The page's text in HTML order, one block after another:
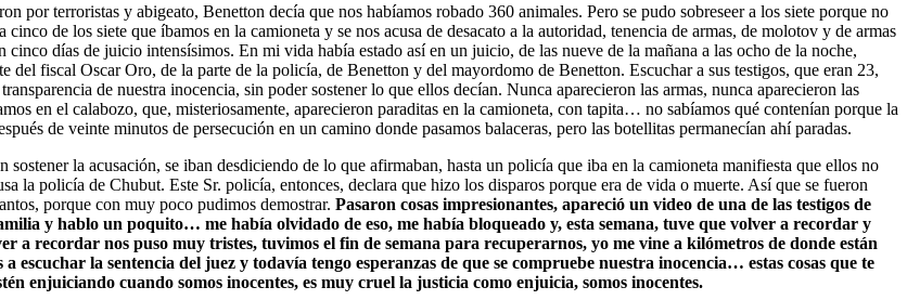
terroristas y abigeato, Benetton decía que nos habíamos robado 360 animales. Pero se pudo sobreseer a los siete porque no
de los siete que íbamos en la camioneta y se nos acusa de desacato a la autoridad, tenencia de armas, de molotov y de armas
días de juicio intensísimos. En mi vida había estado así en un juicio, de las nueve de la mañana a las ocho de la noche,
del fiscal Oscar Oro, de la parte de la policía, de Benetton y del mayordomo de Benetton. Escuchar a sus testigos, que eran 23,
de nuestra inocencia, sin poder sostener lo que ellos decían. Nunca aparecieron las armas, nunca aparecieron las
en el calabozo, que, misteriosamente, aparecieron paraditas en la camioneta, con tapita… no sabíamos qué contenían porque la
de veinte minutos de persecución en un camino donde pasamos balaceras, pero las botellitas permanecían ahí paradas.
la acusación, se iban desdiciendo de lo que afirmaban, hasta un policía que iba en la camioneta manifiesta que ellos no
la policía de Chubut. Este Sr. policía, entonces, declara que hizo los disparos porque era de vida o muerte. Así que se fueron
porque con muy poco pudimos demostrar. Pasaron cosas impresionantes, apareció un video de una de las testigos de
y hablo un poquito… me había olvidado de eso, me había bloqueado y, esta semana, tuve que volver a recordar y
a recordar nos puso muy tristes, tuvimos el fin de semana para recuperarnos, yo me vine a kilómetros de donde están
escuchar la sentencia del juez y todavía tengo esperanzas de que se compruebe nuestra inocencia… estas cosas que te
enjuiciando cuando somos inocentes, es muy cruel la justicia como enjuicia, somos inocentes.